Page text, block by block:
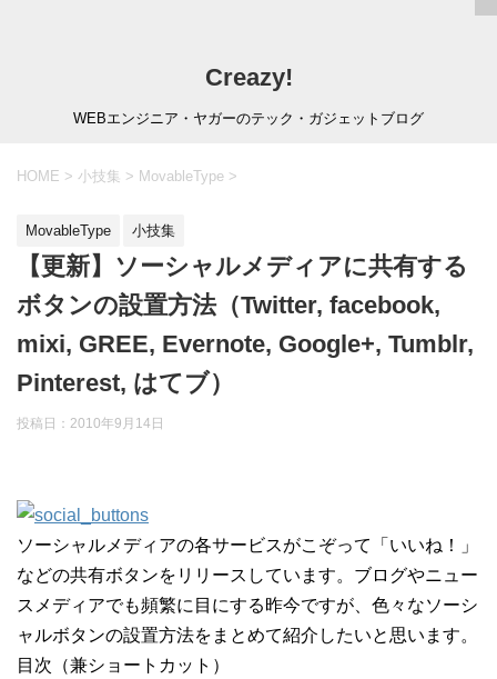
Creazy!
WEBエンジニア・ヤガーのテック・ガジェットブログ
HOME > 小技集 > MovableType >
MovableType 小技集
【更新】ソーシャルメディアに共有する
ボタンの設置方法（Twitter, facebook,
mixi, GREE, Evernote, Google+, Tumblr,
Pinterest, はてブ）
投稿日： 2010年9月14日
ソーシャルメディアの各サービスがこぞって「いいね！」
などの共有ボタンをリリースしています。ブログやニュー
スメディアでも頻繁に目にする昨今ですが、色々なソーシ
ャルボタンの設置方法をまとめて紹介したいと思います。
目次（兼ショートカット）